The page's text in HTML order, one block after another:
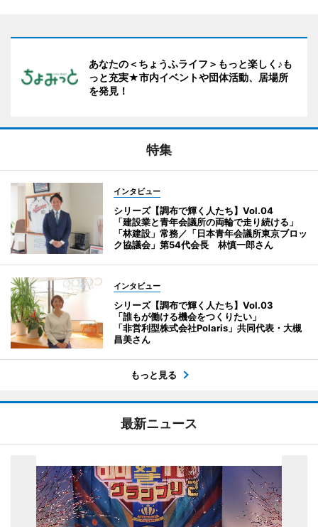
あなたの＜ちょうふライフ＞もっと楽しく♪も
っと充実★市内イベントや団体活動、居場所
を発見！
特集
インタビュー
シリーズ【調布で輝く人たち】Vol.04
「建設業と青年会議所の両輪で走り続ける」
「林建設」常務／「日本青年会議所東京ブロッ
ク協議会」第54代会長 林慎一郎さん
インタビュー
シリーズ【調布で輝く人たち】Vol.03
「誰もが働ける機会をつくりたい」
「非営利型株式会社Polaris」共同代表・大槻
昌美さん
もっと見る
最新ニュース